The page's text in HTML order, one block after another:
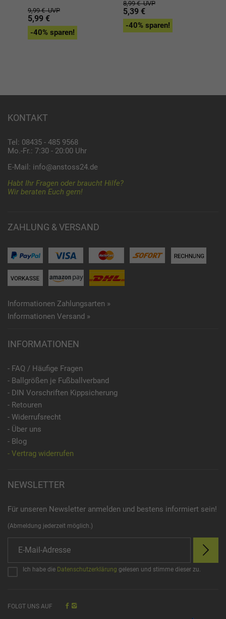
9,99 €UVP
5,99 €
-40% sparen!
8,99 €UVP
5,39 €
-40% sparen!
KONTAKT
Tel: 08435 - 485 9568
Mo.-Fr.: 7:30 - 20:00 Uhr
E-Mail: info@anstoss24.de
Habt Ihr Fragen oder braucht Hilfe?
Wir beraten Euch gern!
ZAHLUNG & VERSAND
Informationen Zahlungsarten »
Informationen Versand »
INFORMATIONEN
- FAQ / Häufige Fragen
- Ballgrößen je Fußballverband
- DIN Vorschriften Kippsicherung
- Retouren
- Widerrufsrecht
- Über uns
- Blog
- Vertrag widerrufen
NEWSLETTER
Für unseren Newsletter anmelden und bestens informiert sein!
(Abmeldung jederzeit möglich.)
Ich habe die Datenschutzerklärung gelesen und stimme dieser zu.
FOLGT UNS AUF